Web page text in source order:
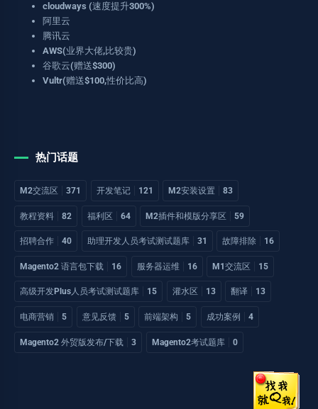
cloudways (速度提升300%)
阿里云
腾讯云
AWS(业界大佬,比较贵)
谷歌云(赠送$300)
Vultr(赠送$100,性价比高)
热门话题
M2交流区 371 开发笔记 121 M2安装设置 83
教程资料 82 福利区 64 M2插件和模版分享区 59
招聘合作 40 助理开发人员考试测试题库 31 故障排除 16
Magento2 语言包下载 16 服务器运维 16 M1交流区 15
高级开发Plus人员考试测试题库 15 灌水区 13 翻译 13
电商营销 5 意见反馈 5 前端架构 5 成功案例 4
Magento2 外贸版发布/下载 3 Magento2考试题库 0